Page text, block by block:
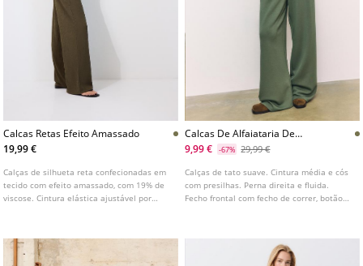
Calcas Retas Efeito Amassado
19,99 €
Calças de silhueta reta confecionadas em
tecido com efeito amassado, com 19% de
viscose. Cintura elástica ajustável por
Calcas De Alfaiataria De
Toque Suave
9,99 € -67% 29,99 €
Calças de tato suave. Cintura média e cós
com presilhas. Perna direita e fluida.
Fecho frontal com fecho de correr, botão